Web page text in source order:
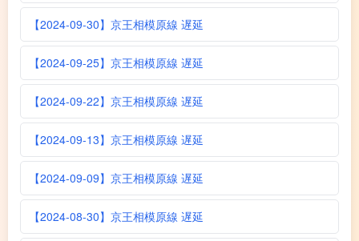
【2024-09-30】京王相模原線 遅延
【2024-09-25】京王相模原線 遅延
【2024-09-22】京王相模原線 遅延
【2024-09-13】京王相模原線 遅延
【2024-09-09】京王相模原線 遅延
【2024-08-30】京王相模原線 遅延